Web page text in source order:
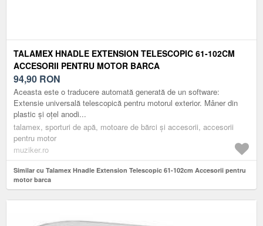
TALAMEX HNADLE EXTENSION TELESCOPIC 61-102CM
ACCESORII PENTRU MOTOR BARCA
94,90 RON
Aceasta este o traducere automată generată de un software:
Extensie universală telescopică pentru motorul exterior. Mâner din
plastic și oțel anodi...
talamex, sporturi de apă, motoare de bărci și accesorii, accesorii
pentru motor
muziker.ro
Similar cu Talamex Hnadle Extension Telescopic 61-102cm Accesorii pentru
motor barca